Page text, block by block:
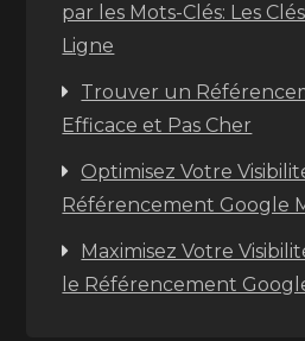
par les Mots-Clés: Les
Ligne
Trouver un
Efficace et Pas Cher
Optimisez Votre
Référencement Google
Maximisez Votre
le Référencement